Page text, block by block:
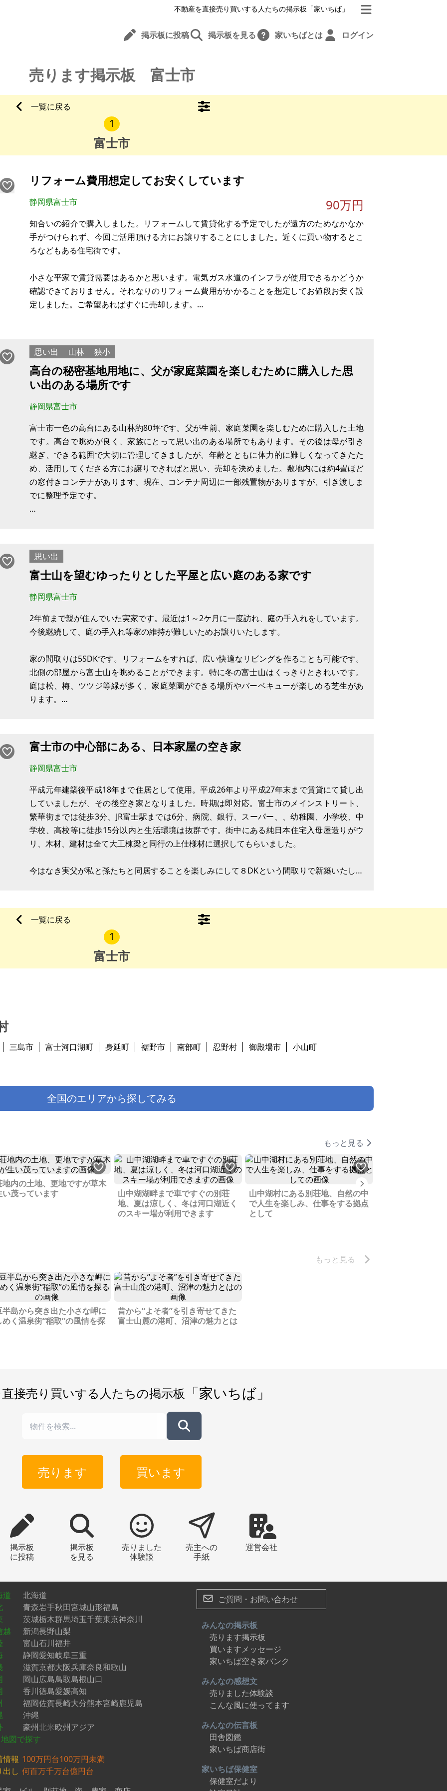
不動産を直接売り買いする人たちの掲示板「家いちば」
掲示板に投稿 掲示板を見る 家いちばとは ログイン
売ります掲示板 富士市
一覧に戻る
1
富士市
リフォーム費用想定してお安くしています
静岡県富士市 90万円
知合いの紹介で購入しました。リフォームして賃貸化する予定でしたが遠方のためなかなか
手がつけられず、今回ご活用頂ける方にお譲りすることにしました。近くに買い物するとこ
ろなどもある住宅街です。
小さな平家で賃貸需要はあるかと思います。電気ガス水道のインフラが使用できるかどうか
確認できておりません。それなりのリフォーム費用がかかることを想定してお値段お安く設
定しました。ご希望あればすぐに売却します。
場所：静岡県富士市中里
土地：
建物：未登記
構造：未登記
希望価格：90万円
※現状有姿、および公簿売買でのお取引きとなります。
思い出 山林 狭小
高台の秘密基地用地に、父が家庭菜園を楽しむために購入した思
い出のある場所です
静岡県富士市
富士市一色の高台にある山林約80坪です。父が生前、家庭菜園を楽しむために購入した土地
です。高台で眺めが良く、家族にとって思い出のある場所でもあります。その後は母が引き
継ぎ、できる範囲で大切に管理してきましたが、年齢とともに体力的に難しくなってきたた
め、活用してくださる方にお譲りできればと思い、売却を決めました。敷地内には約4畳ほど
の窓付きコンテナがあります。現在、コンテナ周辺に一部残置物がありますが、引き渡しま
でに整理予定です。
思い出
富士山を望むゆったりとした平屋と広い庭のある家です
静岡県富士市
2年前まで親が住んでいた実家です。最近は1～2ケ月に一度訪れ、庭の手入れをしています。
今後継続して、庭の手入れ等家の維持が難しいためお譲りいたします。
家の間取りは5SDKです。リフォームをすれば、広い快適なリビングを作ることも可能です。
北側の部屋から富士山を眺めることができます。特に冬の富士山はくっきりときれいです。
庭は松、梅、ツツジ等緑が多く、家庭菜園ができる場所やバーベキューが楽しめる芝生があ
ります。
す。東名富士インターチェンジへのアクセスも良好で、通勤やお出かけの際にも便利です。
駐車場は屋根付
富士市の中心部にある、日本家屋の空き家
静岡県富士市
平成元年建築後平成18年まで住居として使用。平成26年より平成27年末まで賃貸にて貸し出
していましたが、その後空き家となりました。時期は即対応。富士市のメインストリート、
繁華街までは徒歩3分、JR富士駅までは6分、病院、銀行、スーパー、、幼稚園、小学校、中
学校、高校等に徒歩15分以内と生活環境は抜群です。街中にある純日本住宅入母屋造りがウ
リ、木材、建材は全て大工棟梁と同行の上仕様材に選択してもらいました。
今はなき実父が私と孫たちと同居することを楽しみにして８DKという間取りで新築いたしま
一覧に戻る
1
富士市
三島市 富士河口湖町 身延町 裾野市 南部町 忍野村 御殿場市 小山町
全国のエリアから探してみる
もっと見る
地内の土地、更地ですが草木
い茂っています
山中湖湖畔まで車ですぐの別荘
地、夏は涼しく、冬は河口湖近く
のスキー場が利用できます
山中湖村にある別荘地、自然の中
で人生を楽しみ、仕事をする拠点
として
もっと見る
半島から突き出た小さな岬に
めく温泉街“稲取”の風情を探
昔から“よそ者”を引き寄せてきた
富士山麓の港町、沼津の魅力とは
接売り買いする人たちの掲示板 「家いちば」
売ります 買います
掲示板
に投稿
掲示板
を見る
売りました
体験談
売主への
手紙
運営会社
道
北海道
青森岩手秋田宮城山形福島
茨城栃木群馬埼玉千葉東京神奈川
越
新潟長野山梨
富山石川福井
静岡愛知岐阜三重
滋賀京都大阪兵庫奈良和歌山
岡山広島鳥取島根山口
香川徳島愛媛高知
福岡佐賀長崎大分熊本宮崎鹿児島
沖縄
豪州北米欧州アジア
図で探す
情報 100万円台100万円未満
出し 何百万千万台億円台
ご質問・お問い合わせ
みんなの掲示板
売ります掲示板
買いますメッセージ
家いちば空き家バンク
みんなの感想文
売りました体験談
こんな風に使ってます
みんなの伝言板
田舎図鑑
家いちば商店街
家いちば保健室
保健室だより